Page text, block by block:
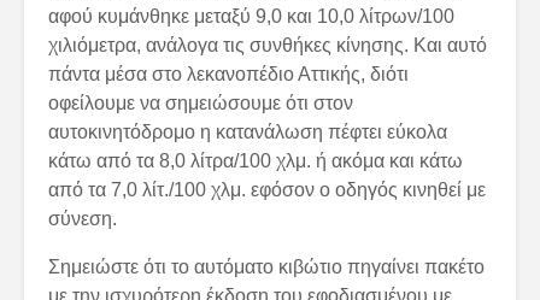
αφού κυμάνθηκε μεταξύ 9,0 και 10,0 λίτρων/100
χιλιόμετρα, ανάλογα τις συνθήκες κίνησης. Και αυτό
πάντα μέσα στο λεκανοπέδιο Αττικής, διότι
οφείλουμε να σημειώσουμε ότι στον
αυτοκινητόδρομο η κατανάλωση πέφτει εύκολα
κάτω από τα 8,0 λίτρα/100 χλμ. ή ακόμα και κάτω
από τα 7,0 λίτ./100 χλμ. εφόσον ο οδηγός κινηθεί με
σύνεση.
Σημειώστε ότι το αυτόματο κιβώτιο πηγαίνει πακέτο